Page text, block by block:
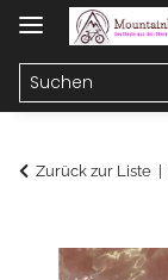
Zurück zur Liste